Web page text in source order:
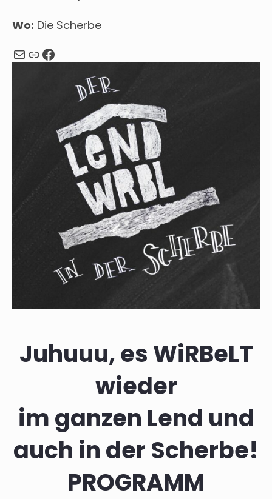
Wo: Die Scherbe
MailWebseite
Facebook
Juhuuu, es WiRBeLT
wieder
im ganzen Lend und
auch in der Scherbe!
PROGRAMM